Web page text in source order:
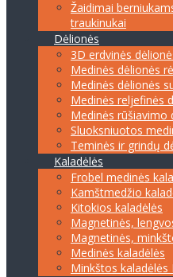
Žaidimai
traukinukai
Dėlionės
3D erdvinės
Medinės dėlionės
Medinės dėlionės
Medinės reljefinės
Medinės rūšiavimo
Sluoksniuotos
Teminės ir grindų
Kaladėlės
Frobel medinės
Kamštmedžio
Kitokios kaladėlės
Magnetinės,
Magnetinės,
Medinės kaladėlės
Minkštos